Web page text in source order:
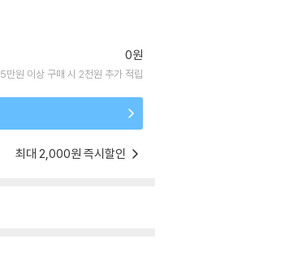
0원
5만원 이상 구매 시 2천원 추가 적립
최대 2,000원 즉시할인